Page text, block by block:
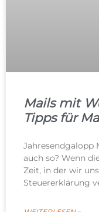
Mails mit
Tipps für
Jahresendgalopp
auch so? Wenn
Zeit, in der wir
Steuererklärung